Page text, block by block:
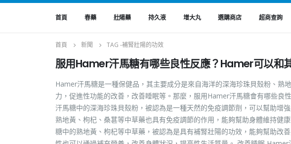
首頁 春藥 壯陽藥 持久液 增大丸 選購商店 超商查詢
首頁 新聞 TAG -補腎壯陽的功效
服用Hamer汗馬糖有哪些良性反應？Hamer可以和
Hamer汗馬糖是一種保健品，其主要成分是來自海洋的深海珍珠貝殼粉、熟
力，促進性功能的改善，改善睡眠等。那麼，服用Hamer汗馬糖會有哪些良
汗馬糖中的深海珍珠貝殼粉，被認為是一種天然的免疫調節劑，可以幫助增
熟地黃、枸杞、桑葚等中草藥也具有免疫調節的作用，能夠幫助身體維持健
糖中的熟地黃、枸杞等中草藥，被認為是具有補腎壯陽的功效，能夠幫助改